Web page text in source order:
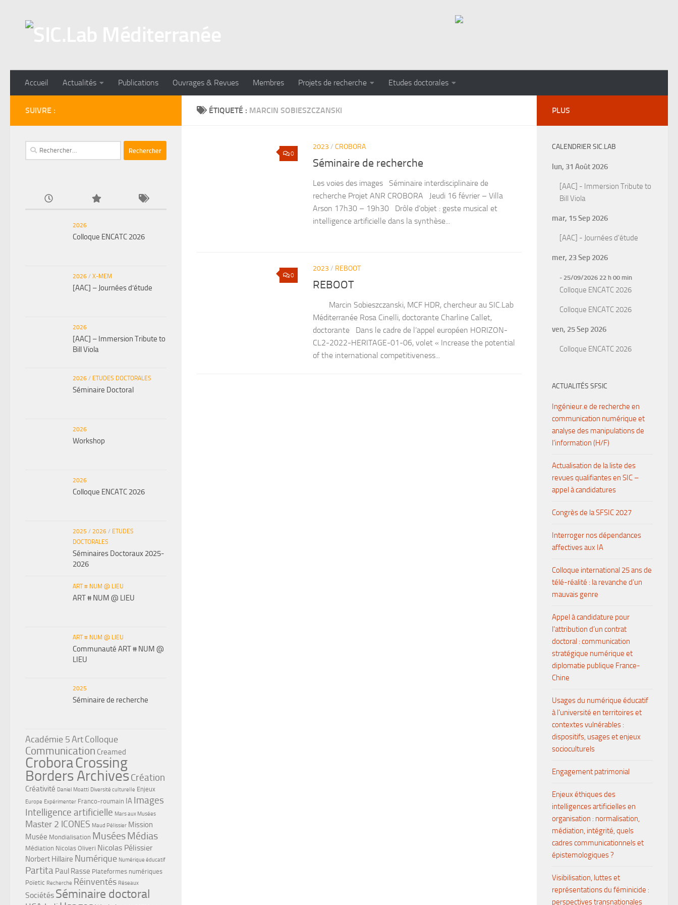
Accueil Actualités Publications Ouvrages & Revues Membres Projets de recherche Etudes doctorales
ÉTIQUETÉ : MARCIN SOBIESZCZANSKI
0
2023 / CROBORA
Séminaire de recherche
Les voies des images Séminaire interdisciplinaire de
recherche Projet ANR CROBORA Jeudi 16 février – Villa
Arson 17h30 – 19h30 Drôle d’objet : geste musical et
intelligence artificielle dans la synthèse...
0
2023 / REBOOT
REBOOT
Marcin Sobieszczanski, MCF HDR, chercheur au SIC.Lab
Méditerranée Rosa Cinelli, doctorante Charline Callet,
doctorante Dans le cadre de l’appel européen HORIZON-
CL2-2022-HERITAGE-01-06, volet « Increase the potential
of the international competitiveness...
SUIVRE :
Rechercher :
2026
Colloque ENCATC 2026
2026 / X-MEM
[AAC] – Journées d’étude
2026
[AAC] – Immersion Tribute to
Bill Viola
2026 / ETUDES DOCTORALES
Séminaire Doctoral
2026
Workshop
2026
Colloque ENCATC 2026
2025 / 2026 / ETUDES
DOCTORALES
Séminaires Doctoraux 2025-
2026
ART # NUM @ LIEU
ART # NUM @ LIEU
ART # NUM @ LIEU
Communauté ART # NUM @
LIEU
2025
Séminaire de recherche
Académie 5ArtColloque
Communication Creamed
CroboraCrossing
Borders ArchivesCréation
Créativité Daniel Moatti Diversité culturelle Enjeux
Europe Expérimenter Franco-roumain IA Images
Intelligence artificielle Mars aux Musées
Master 2 ICONES Maud Pélissier Mission
Musée Mondialisation MuséesMédias
Médiation Nicolas Oliveri Nicolas Pélissier
Norbert Hillaire Numérique Numérique éducatif
Partita Paul Rasse Plateformes numériques
Poïetic Recherche Réinventés Réseaux
Sociétés Séminaire doctoral
PLUS
CALENDRIER SIC.LAB
lun, 31 Août 2026
[AAC] - Immersion Tribute to
Bill Viola
mar, 15 Sep 2026
[AAC] - Journées d'étude
mer, 23 Sep 2026
- 25/09/2026 22 h 00 min
Colloque ENCATC 2026
Colloque ENCATC 2026
ven, 25 Sep 2026
Colloque ENCATC 2026
ACTUALITÉS SFSIC
Ingénieur.e de recherche en
communication numérique et
analyse des manipulations de
l’information (H/F)
Actualisation de la liste des
revues qualifiantes en SIC –
appel à candidatures
Congrès de la SFSIC 2027
Interroger nos dépendances
affectives aux IA
Colloque international 25 ans de
télé-réalité : la revanche d’un
mauvais genre
Appel à candidature pour
l’attribution d’un contrat
doctoral : communication
stratégique numérique et
diplomatie publique France-
Chine
Usages du numérique éducatif
à l’université en territoires et
contextes vulnérables :
dispositifs, usages et enjeux
socioculturels
Engagement patrimonial
Enjeux éthiques des
intelligences artificielles en
organisation : normalisation,
médiation, intégrité, quels
cadres communicationnels et
épistemologiques ?
Visibilisation, luttes et
représentations du féminicide :
perspectives transnationales